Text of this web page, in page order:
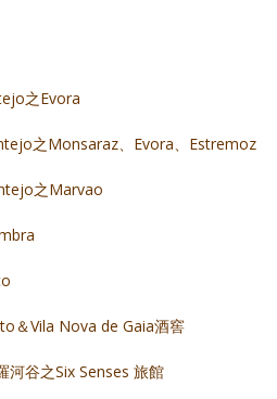
之Evora
之Monsaraz、Evora、Estremoz
之Marvao
＆Vila Nova de Gaia酒窖
河谷之Six Senses 旅館